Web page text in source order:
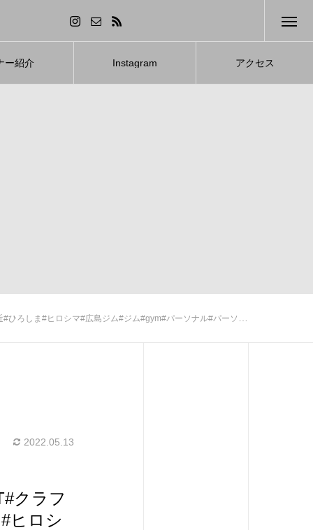
ー紹介 Instagram アクセス
糖質#ダイエット#diet#筋トレ#トレーニング#ボディメイク#くびれ#足痩せ#腹筋#フォロー返し#like4likes#like4follow#followme
2022.05.13
クラフ
ヒロシ